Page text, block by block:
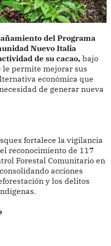
del Programa
Nuevo Italia
de su cacao, bajo
le permite mejorar sus
económica que
de generar nueva
fortalece la vigilancia
reconocimiento de 117
Forestal Comunitario en
acciones
y los delitos